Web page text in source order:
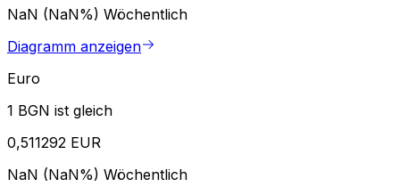
NaN (NaN%) Wöchentlich
Diagramm anzeigen
Euro
1 BGN ist gleich
0,511292 EUR
NaN (NaN%) Wöchentlich